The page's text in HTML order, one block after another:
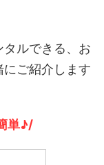
ルできる、お
にご紹介します
単♪/